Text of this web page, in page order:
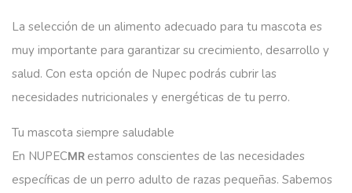
La selección de un alimento adecuado para tu mascota es
muy importante para garantizar su crecimiento, desarrollo y
salud. Con esta opción de Nupec podrás cubrir las
necesidades nutricionales y energéticas de tu perro.
Tu mascota siempre saludable
En NUPECMR estamos conscientes de las necesidades
específicas de un perro adulto de razas pequeñas. Sabemos